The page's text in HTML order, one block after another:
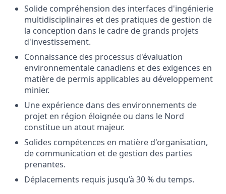
Solide compréhension des interfaces d'ingénierie
multidisciplinaires et des pratiques de gestion de
la conception dans le cadre de grands projets
d'investissement.
Connaissance des processus d'évaluation
environnementale canadiens et des exigences en
matière de permis applicables au développement
minier.
Une expérience dans des environnements de
projet en région éloignée ou dans le Nord
constitue un atout majeur.
Solides compétences en matière d'organisation,
de communication et de gestion des parties
prenantes.
Déplacements requis jusqu’à 30 % du temps.